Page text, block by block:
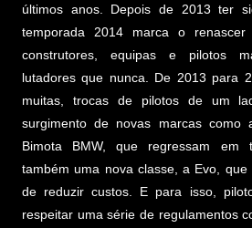
últimos anos. Depois de 2013 ter
temporada 2014 marca o renascer
construtores, equipas e pilotos
lutadores que nunca. De 2013 para
muitas, trocas de pilotos de um
surgimento de novas marcas como
Bimota BMW, que regressam em
também uma nova classe, a Evo,
de reduzir custos. E para isso,
respeitar uma série de regulamentos